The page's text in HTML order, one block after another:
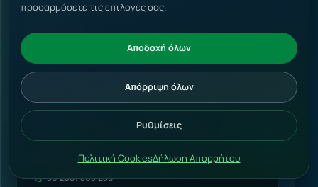
προσαρμόσετε τις επιλογές σας.
Αποδοχή όλων
Απόρριψη όλων
Ρυθμίσεις
Πολιτική CookiesΔήλωση Απορρήτου
Subscribe
Αναζήτηση
Επικοινωνία
+30 2351 303 238